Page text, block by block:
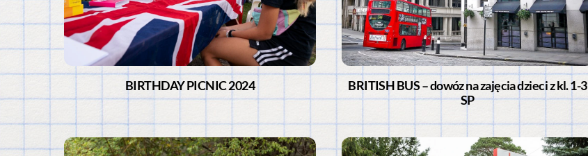
BIRTHDAY PICNIC 2024
BRITISH BUS – dowóz na zajęcia dzieci z kl. 1-3
SP